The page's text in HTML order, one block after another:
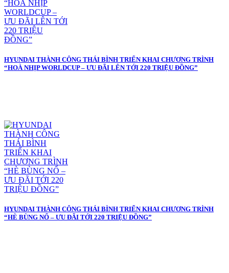
HYUNDAI THÀNH CÔNG THÁI BÌNH TRIỂN KHAI CHƯƠNG TRÌNH
“HOÀ NHỊP WORLDCUP – ƯU ĐÃI LÊN TỚI 220 TRIỆU ĐỒNG”
HYUNDAI THÀNH CÔNG THÁI BÌNH TRIỂN KHAI CHƯƠNG TRÌNH
“HÈ BÙNG NỔ – ƯU ĐÃI TỚI 220 TRIỆU ĐỒNG”